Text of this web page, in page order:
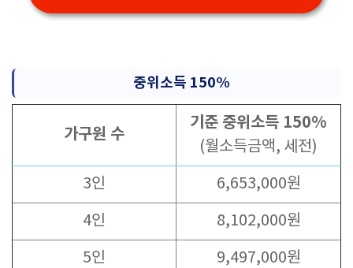
중위소득 150%
가구원 수
기준 중위소득 150%
(월소득금액, 세전)
3인 6,653,000원
4인 8,102,000원
5인 9,497,000원